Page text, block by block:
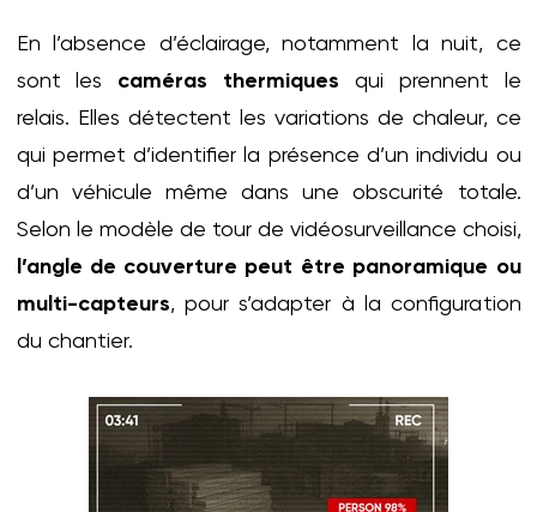
En l’absence d’éclairage, notamment la nuit, ce
sont les caméras thermiques qui prennent le
relais. Elles détectent les variations de chaleur, ce
qui permet d’identifier la présence d’un individu ou
d’un véhicule même dans une obscurité totale.
Selon le modèle de tour de vidéosurveillance choisi,
l’angle de couverture peut être panoramique ou
multi-capteurs, pour s’adapter à la configuration
du chantier.